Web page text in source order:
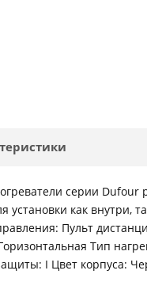
серии Dufour
как внутри,
Пульт
Тип
I Цвет корпуса: